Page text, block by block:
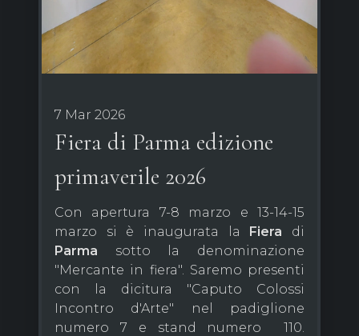
7 Mar 2026
Fiera di Parma edizione
primaverile 2026
Con apertura 7-8 marzo e 13-14-15
marzo si è inaugurata la Fiera di
Parma sotto la denominazione
"Mercante in fiera". Saremo presenti
con la dicitura "Caputo Colossi
Incontro d'Arte" nel padiglione
numero 7 e stand numero 110.